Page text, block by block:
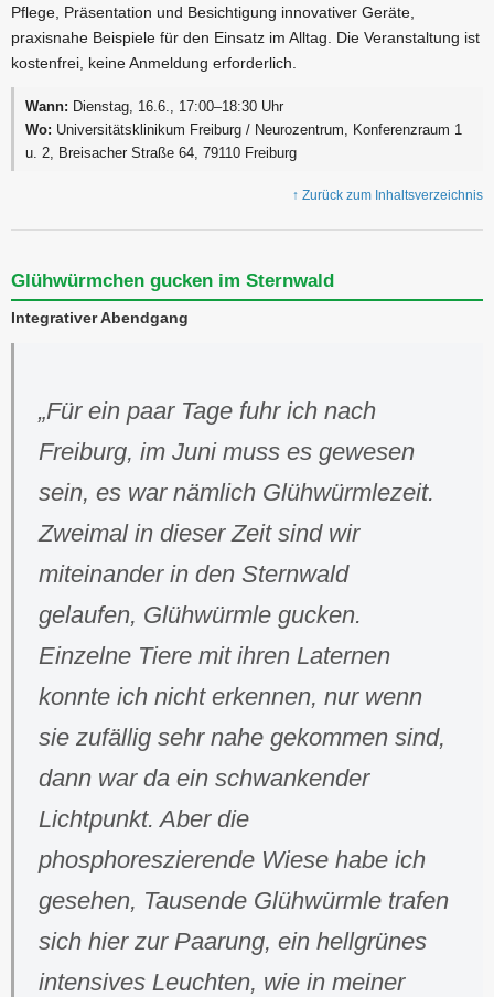
Pflege, Präsentation und Besichtigung innovativer Geräte,
praxisnahe Beispiele für den Einsatz im Alltag. Die Veranstaltung ist
kostenfrei, keine Anmeldung erforderlich.
Wann: Dienstag, 16.6., 17:00–18:30 Uhr
Wo: Universitätsklinikum Freiburg / Neurozentrum, Konferenzraum 1
u. 2, Breisacher Straße 64, 79110 Freiburg
↑ Zurück zum Inhaltsverzeichnis
Glühwürmchen gucken im Sternwald
Integrativer Abendgang
„Für ein paar Tage fuhr ich nach
Freiburg, im Juni muss es gewesen
sein, es war nämlich Glühwürmlezeit.
Zweimal in dieser Zeit sind wir
miteinander in den Sternwald
gelaufen, Glühwürmle gucken.
Einzelne Tiere mit ihren Laternen
konnte ich nicht erkennen, nur wenn
sie zufällig sehr nahe gekommen sind,
dann war da ein schwankender
Lichtpunkt. Aber die
phosphoreszierende Wiese habe ich
gesehen, Tausende Glühwürmle trafen
sich hier zur Paarung, ein hellgrünes
intensives Leuchten, wie in meiner